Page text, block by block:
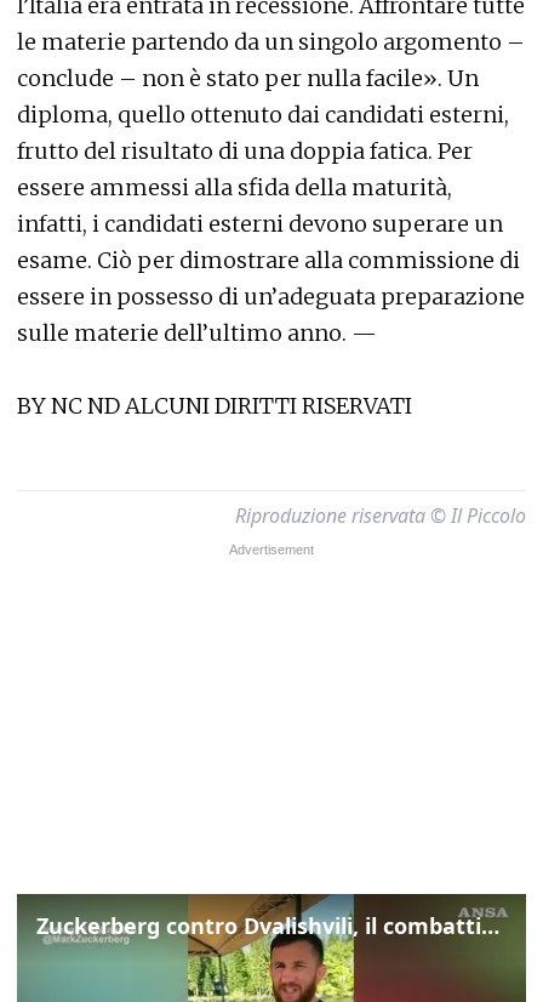
le materie partendo da un singolo argomento –
conclude – non è stato per nulla facile». Un
diploma, quello ottenuto dai candidati esterni,
frutto del risultato di una doppia fatica. Per
essere ammessi alla sfida della maturità,
infatti, i candidati esterni devono superare un
esame. Ciò per dimostrare alla commissione di
essere in possesso di un’adeguata preparazione
sulle materie dell’ultimo anno. —
BY NC ND ALCUNI DIRITTI RISERVATI
Riproduzione riservata © Il Piccolo
Zuckerberg contro Dvalishvili, il combattimento in mezzo a un lago